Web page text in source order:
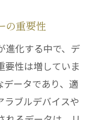
の進展
現
築
の重要性
進化する中で、デ
要性は増していま
ータであり、適
ラブルデバイスや